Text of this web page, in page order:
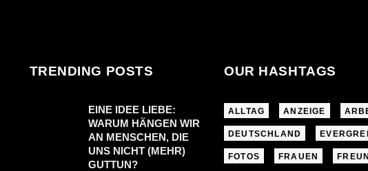
TRENDING POSTS
EINE IDEE LIEBE:
WARUM HÄNGEN WIR
AN MENSCHEN, DIE
UNS NICHT (MEHR)
GUTTUN?
OUR HASHTAGS
ALLTAG ANZEIGE
DEUTSCHLAND
FOTOS FRAUEN